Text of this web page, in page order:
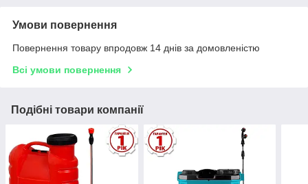
Умови повернення
Повернення товару впродовж 14 днів за домовленістю
Всі умови повернення
Подібні товари компанії